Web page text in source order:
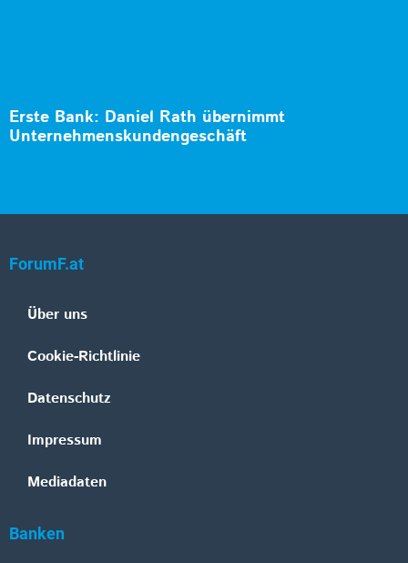
Erste Bank: Daniel Rath übernimmt
Unternehmenskundengeschäft
ForumF.at
Über uns
Cookie-Richtlinie
Datenschutz
Impressum
Mediadaten
Banken